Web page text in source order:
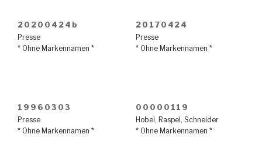
20200424b
Presse
* Ohne Markennamen *
20170424
Presse
* Ohne Markennamen *
19960303
Presse
* Ohne Markennamen *
00000119
Hobel, Raspel, Schneider
* Ohne Markennamen *